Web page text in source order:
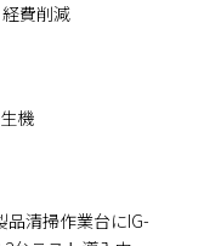
費削減
機
品清掃作業台にIG-